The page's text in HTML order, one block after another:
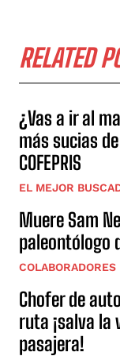
RELATED
¿Vas a ir al
más sucias
COFEPRIS
EL MEJOR
Muere Sam
paleontólogo
COLABORADORES
Chofer de
ruta ¡salva la
pasajera!